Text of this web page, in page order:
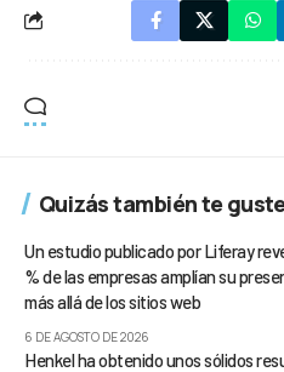
Quizás también te
Un estudio publicado por Liferay
% de las empresas amplían su
más allá de los sitios web
6 DE AGOSTO DE 2026
Henkel ha obtenido unos sólidos